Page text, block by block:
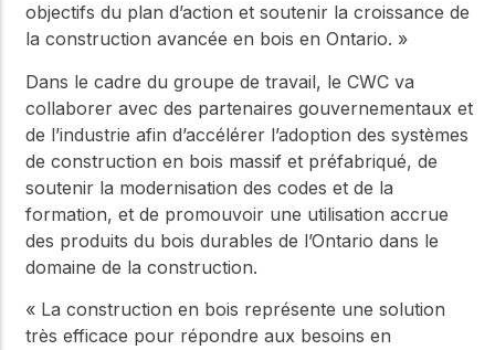
objectifs du plan d’action et soutenir la croissance de
la construction avancée en bois en Ontario. »
Dans le cadre du groupe de travail, le CWC va
collaborer avec des partenaires gouvernementaux et
de l’industrie afin d’accélérer l’adoption des systèmes
de construction en bois massif et préfabriqué, de
soutenir la modernisation des codes et de la
formation, et de promouvoir une utilisation accrue
des produits du bois durables de l’Ontario dans le
domaine de la construction.
« La construction en bois représente une solution
très efficace pour répondre aux besoins en